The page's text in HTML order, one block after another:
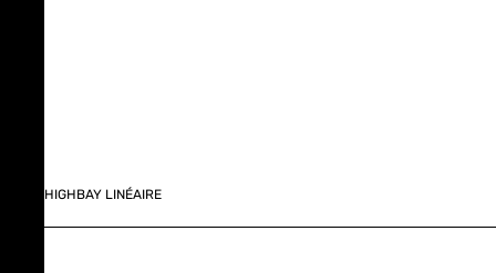
HIGHBAY LINÉAIRE